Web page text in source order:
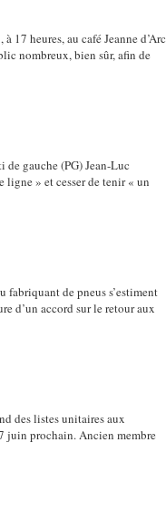
17 heures, au café Jeanne d’Arc
nombreux, bien sûr, afin de
gauche (PG) Jean-Luc
» et cesser de tenir « un
fabriquant de pneus s’estiment
d’un accord sur le retour aux
des listes unitaires aux
juin prochain. Ancien membre